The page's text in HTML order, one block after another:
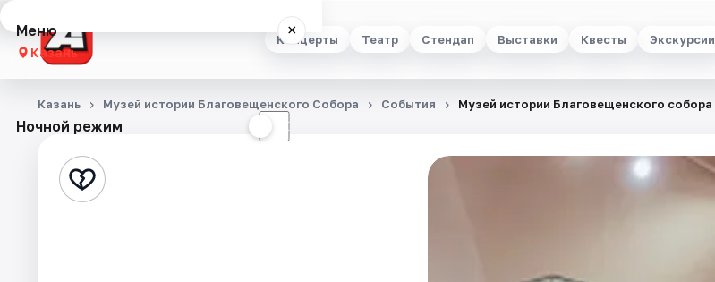
Концерты Театр Стендап Выставки Квесты Экскурсии
Меню ×
Казань
Концерты
Стендап
Ночной режим ☾
Казань Музей истории Благовещенского Собора События Музей истории Благовещенского собора